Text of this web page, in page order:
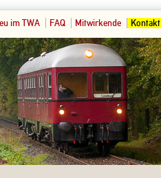
im TWA FAQ Mitwirkende Kontakt